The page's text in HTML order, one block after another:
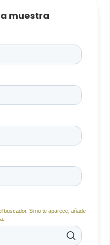
muestra
buscador. Si no te aparece, añade